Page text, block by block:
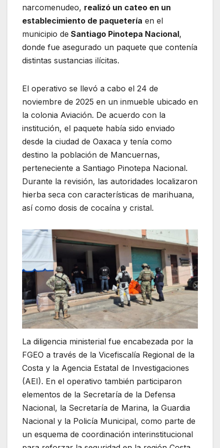
narcomenudeo, realizó un cateo en un
establecimiento de paquetería en el
municipio de Santiago Pinotepa Nacional,
donde fue asegurado un paquete que contenía
distintas sustancias ilícitas.
El operativo se llevó a cabo el 24 de
noviembre de 2025 en un inmueble ubicado en
la colonia Aviación. De acuerdo con la
institución, el paquete había sido enviado
desde la ciudad de Oaxaca y tenía como
destino la población de Mancuernas,
perteneciente a Santiago Pinotepa Nacional.
Durante la revisión, las autoridades localizaron
hierba seca con características de marihuana,
así como dosis de cocaína y cristal.
La diligencia ministerial fue encabezada por la
FGEO a través de la Vicefiscalía Regional de la
Costa y la Agencia Estatal de Investigaciones
(AEI). En el operativo también participaron
elementos de la Secretaría de la Defensa
Nacional, la Secretaría de Marina, la Guardia
Nacional y la Policía Municipal, como parte de
un esquema de coordinación interinstitucional